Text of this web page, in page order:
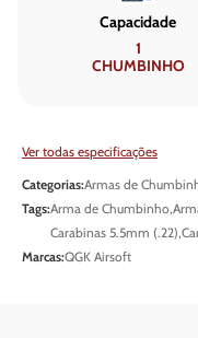
Capacidade
1
CHUMBINHO
Ver todas especificações
Categorias:Armas de
Tags:Arma de Chumbinho,
Carabinas 5.5mm (.22),
Marcas:QGK Airsoft